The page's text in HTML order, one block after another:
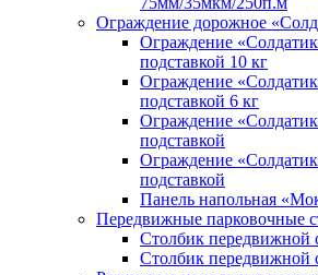
Ограждение дорожное
Ограждение
подставкой 10 кг
Ограждение
подставкой 6 кг
Ограждение
подставкой
Ограждение
подставкой
Панель напольная
Передвижные парковочные
Столбик передвижной
Столбик передвижной